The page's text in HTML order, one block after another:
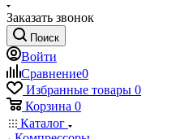
Заказать звонок
Поиск
Войти
Сравнение0
Избранные товары 0
Корзина 0
Каталог